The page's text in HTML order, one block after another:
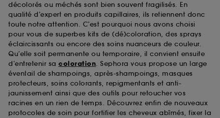
décolorés ou méchés sont bien souvent fragilisés. En
qualité d’expert en produits capillaires, ils retiennent donc
toute notre attention. C’est pourquoi nous avons choisi
pour vous de superbes kits de (dé)coloration, des sprays
éclaircissants ou encore des soins nuanceurs de couleur.
Qu’elle soit permanente ou temporaire, il convient ensuite
d’entretenir sa coloration. Sephora vous propose un large
éventail de shampoings, après-shampoings, masques
protecteurs, soins colorants, repigmentants et anti-
jaunissement ainsi que des outils pour retoucher vos
racines en un rien de temps. Découvrez enfin de nouveaux
protocoles de soin pour fortifier les cheveux abîmés, fixer la